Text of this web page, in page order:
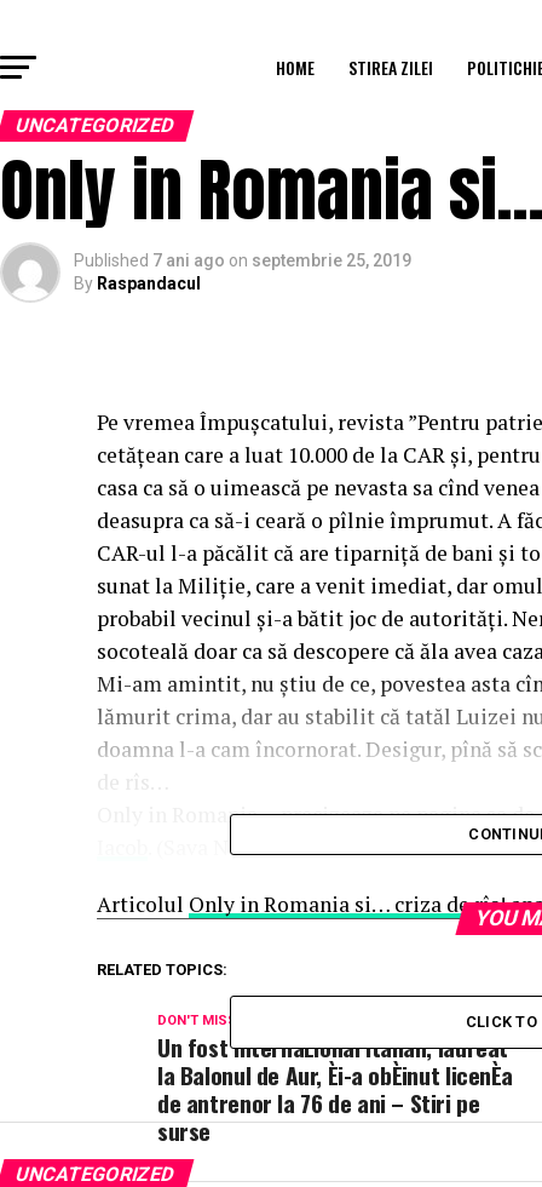
HOME STIREA ZILEI
UNCATEGORIZED
Only in Romania
Published 7 ani ago on septembrie 25, 2019
By Raspandacul
Pe vremea Împușcatului, revista ”Pentru
cetățean care a luat 10.000 de la CAR și,
casa ca să o uimească pe nevasta sa cînd
deasupra ca să-i ceară o pîlnie împrumut. A
CAR-ul l-a păcălit că are tiparniță de bani și
sunat la Miliție, care a venit imediat, dar
probabil vecinul și-a bătit joc de autorități.
socoteală doar ca să descopere că ăla avea
Mi-am amintit, nu știu de ce, povestea asta
lămurit crima, dar au stabilit că tatăl Luizei
doamna l-a cam încornorat. Desigur, pînă să
de rîs…
Only in Romania… precizeaza pe pagina sa
. (Sava N.).
Articolul Only in Romania si… criza de rîs!
RELATED TOPICS:
DON'T MISS
Un fost internaÈional italian, laureat
la Balonul de Aur, Èi-a obÈinut licenÈa
de antrenor la 76 de ani – Stiri pe
surse
YOU
CLICK
UNCATEGORIZED